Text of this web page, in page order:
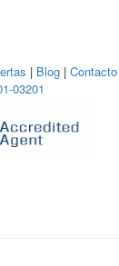
| Blog | Contacto
03201